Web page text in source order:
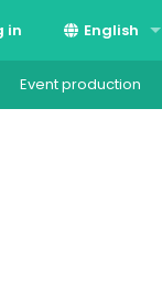
in English
Suomi
Event production